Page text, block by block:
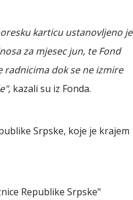
karticu ustanovljeno je
za mjesec jun, te Fond
radnicima dok se ne izmire
kazali su iz Fonda.
Srpske, koje je krajem
Republike Srpske"